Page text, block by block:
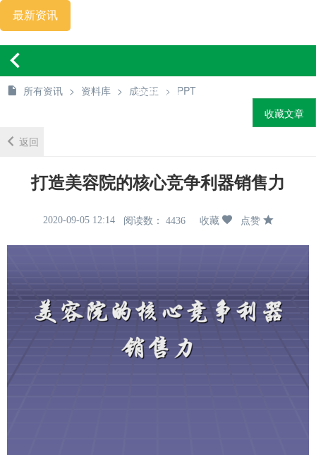
最新资讯
内容详情
所有资讯 > 资料库 > 成交王 > PPT
收藏文章
返回
打造美容院的核心竞争利器销售力
2020-09-05 12:14 阅读数： 4436 收藏 点赞